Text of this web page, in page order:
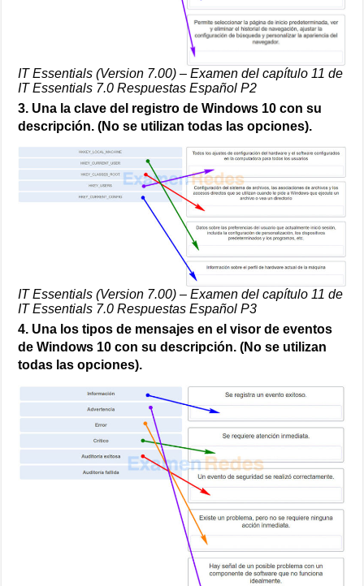
IT Essentials (Version 7.00) – Examen del capítulo 11 de
IT Essentials 7.0 Respuestas Español P2
3. Una la clave del registro de Windows 10 con su
descripción. (No se utilizan todas las opciones).
IT Essentials (Version 7.00) – Examen del capítulo 11 de
IT Essentials 7.0 Respuestas Español P3
4. Una los tipos de mensajes en el visor de eventos
de Windows 10 con su descripción. (No se utilizan
todas las opciones).